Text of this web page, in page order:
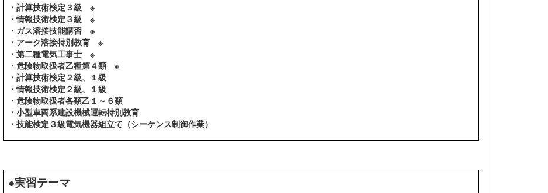
・計算技術検定３級 ※
・情報技術検定３級 ※
・ガス溶接技能講習 ※
・アーク溶接特別教育 ※
・第二種電気工事士 ※
・危険物取扱者乙種第４類 ※
・計算技術検定２級、１級
・情報技術検定２級、１級
・危険物取扱者各類乙１～６類
・小型車両系建設機械運転特別教育
・技能検定３級電気機器組立て（シーケンス制御作業）
●実習テーマ